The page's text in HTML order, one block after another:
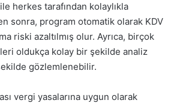
herkes tarafından kolaylıkla
sonra, program otomatik olarak KDV
riski azaltılmış olur. Ayrıca, birçok
oldukça kolay bir şekilde analiz
gözlemlenebilir.
vergi yasalarına uygun olarak